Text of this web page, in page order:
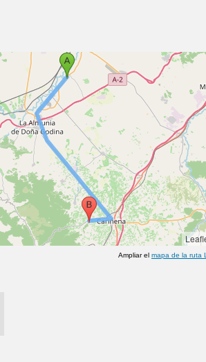
Ampliar el mapa de la ruta